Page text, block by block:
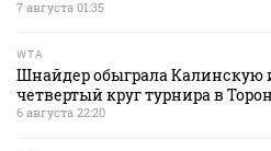
7 августа 01:35
WTA
Шнайдер обыграла Калинскую
четвертый круг турнира в
6 августа 22:20